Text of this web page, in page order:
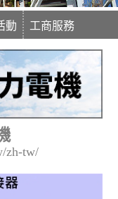
動 工商服務
zh-tw/